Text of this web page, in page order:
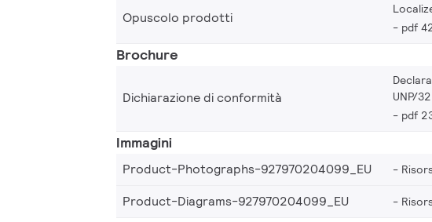
Opuscolo prodotti
pdf
Brochure
Dichiarazione di conformità
UNP/32
pdf
Immagini
Product-Photographs-927970204099_EU
Product-Diagrams-927970204099_EU